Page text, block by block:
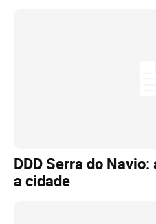
DDD Serra do
a cidade